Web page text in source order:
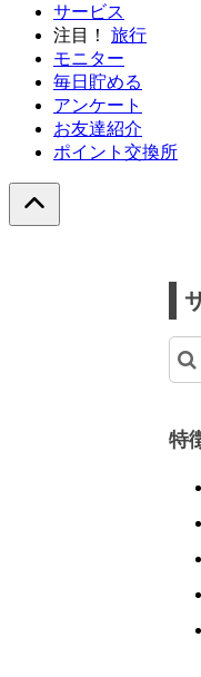
サービス
注目！
旅行
モニター
毎日貯める
アンケート
お友達紹介
ポイント交換所
特